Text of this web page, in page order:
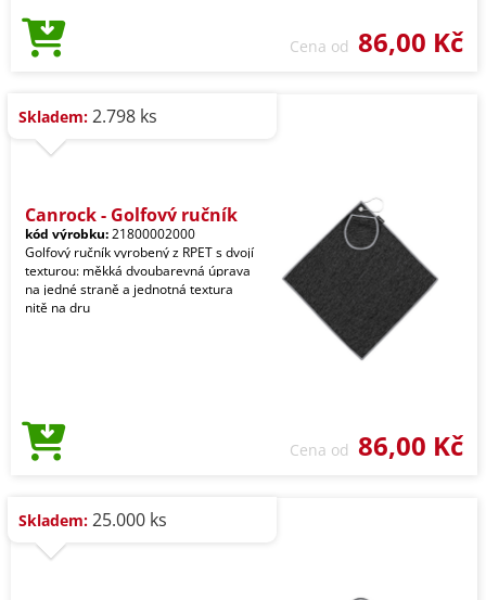
Cena od 86,00 Kč
Skladem: 2.798 ks
Canrock - Golfový ručník
kód výrobku:21800002000
Golfový ručník vyrobený z RPET s dvojí
texturou: měkká dvoubarevná úprava
na jedné straně a jednotná textura
nitě na dru
Cena od 86,00 Kč
Skladem: 25.000 ks